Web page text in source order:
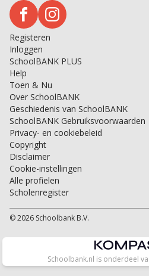
Registeren
Inloggen
SchoolBANK PLUS
Help
Toen & Nu
Over SchoolBANK
Geschiedenis van SchoolBANK
SchoolBANK Gebruiksvoorwaarden
Privacy- en cookiebeleid
Copyright
Disclaimer
Cookie-instellingen
Alle profielen
Scholenregister
© 2026 Schoolbank B.V.
Schoolbank.nl is onderdeel